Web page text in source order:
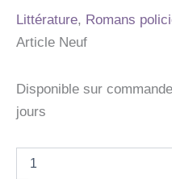
Littérature, Romans
Article Neuf
Disponible sur
jours